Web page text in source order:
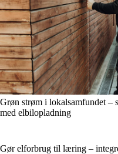
Grøn strøm i lokalsamfundet –
med elbilopladning
Gør elforbrug til læring –